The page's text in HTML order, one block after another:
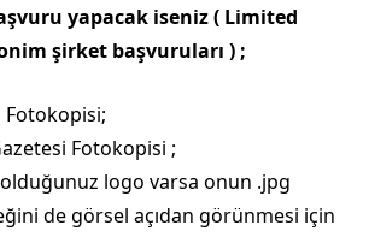
yapacak iseniz ( Limited
şirket başvuruları ) ;
Fotokopisi;
Fotokopisi ;
logo varsa onun .jpg
de görsel açıdan görünmesi için